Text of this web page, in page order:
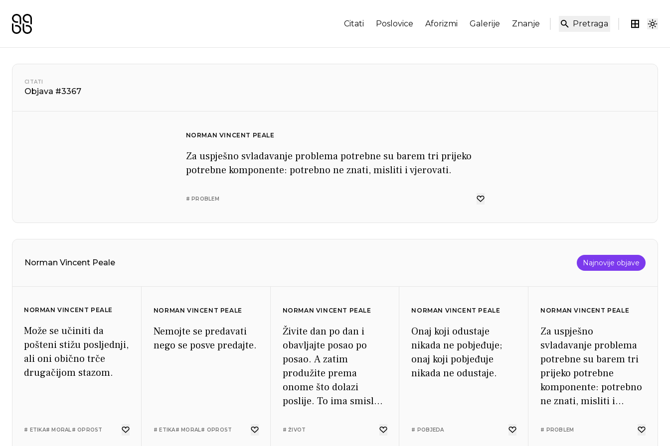
Pretraga
Citati Poslovice Aforizmi Galerije Znanje
CITATI
Objava #3367
NORMAN VINCENT PEALE
Za uspješno svladavanje problema potrebne su barem tri prijeko
potrebne komponente: potrebno ne znati, misliti i vjerovati.
# PROBLEM
Norman Vincent Peale Najnovije objave
NORMAN VINCENT PEALE
Može se učiniti da
pošteni stižu posljednji,
ali oni obično trče
drugačijom stazom.
# ETIKA# MORAL# OPROST
NORMAN VINCENT PEALE
Nemojte se predavati
nego se posve predajte.
# ETIKA# MORAL# OPROST
NORMAN VINCENT PEALE
Živite dan po dan i
obavljajte posao po
posao. A zatim
produžite prema
onome što dolazi
poslije. To ima smisla.
prošlosti, sadašnjosti i
# ŽIVOT
NORMAN VINCENT PEALE
Onaj koji odustaje
nikada ne pobjeđuje;
onaj koji pobjeđuje
nikada ne odustaje.
# POBJEDA
NORMAN VINCENT PEALE
Za uspješno
svladavanje problema
potrebne su barem tri
prijeko potrebne
komponente: potrebno
ne znati, misliti i
# PROBLEM